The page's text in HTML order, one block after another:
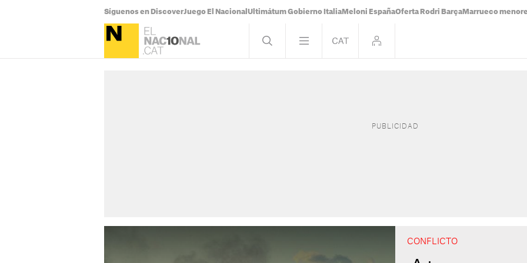
Síguenos en DiscoverJuego El Nacional Ultimátum Gobierno Italia Meloni EspañaOferta Rodri Barça Marrueco
CONFLICTO